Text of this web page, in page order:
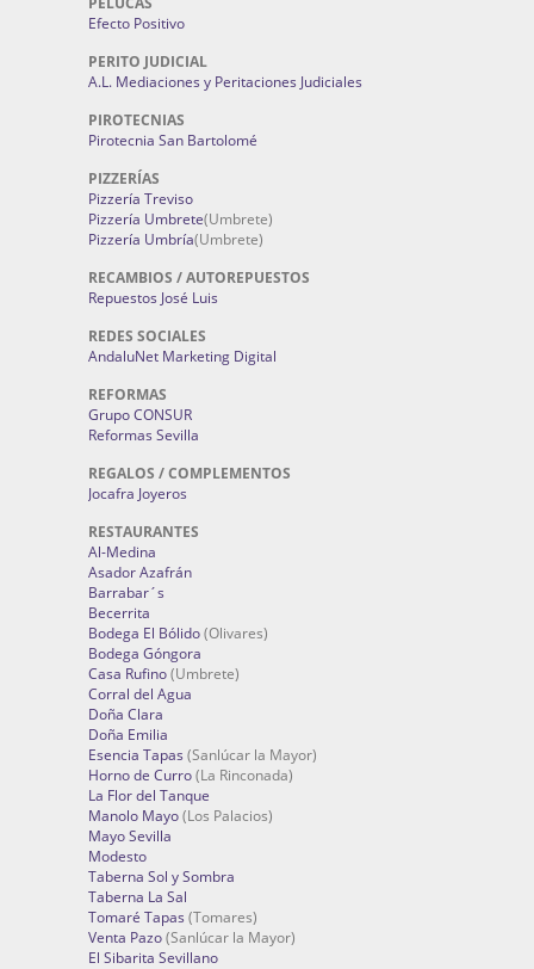
Efecto Positivo
PERITO JUDICIAL
A.L. Mediaciones y Peritaciones Judiciales
PIROTECNIAS
Pirotecnia San Bartolomé
PIZZERÍAS
Pizzería Treviso
Pizzería Umbrete(Umbrete)
Pizzería Umbría(Umbrete)
RECAMBIOS / AUTOREPUESTOS
Repuestos José Luis
REDES SOCIALES
AndaluNet Marketing Digital
REFORMAS
Grupo CONSUR
Reformas Sevilla
REGALOS / COMPLEMENTOS
Jocafra Joyeros
RESTAURANTES
Al-Medina
Asador Azafrán
Barrabar´s
Becerrita
Bodega El Bólido(Olivares)
Bodega Góngora
Casa Rufino(Umbrete)
Corral del Agua
Doña Clara
Doña Emilia
Esencia Tapas (Sanlúcar la Mayor)
Horno de Curro(La Rinconada)
La Flor del Tanque
Manolo Mayo(Los Palacios)
Mayo Sevilla
Modesto
Taberna Sol y Sombra
Taberna La Sal
Tomaré Tapas (Tomares)
Venta Pazo(Sanlúcar la Mayor)
El Sibarita Sevillano